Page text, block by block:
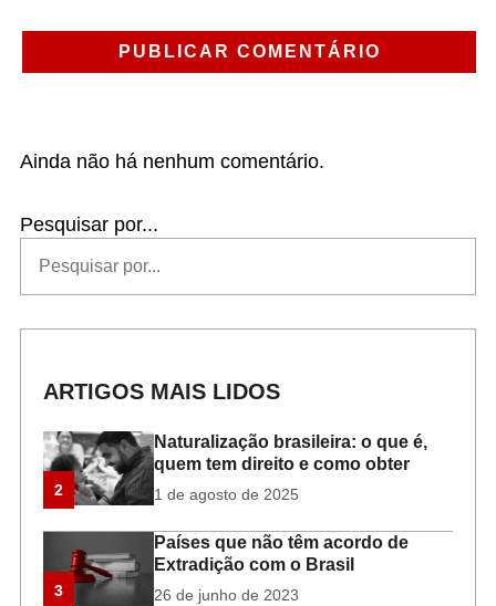
Ainda não há nenhum comentário.
Pesquisar por...
ARTIGOS MAIS LIDOS
2
Naturalização brasileira: o que é,
quem tem direito e como obter
1 de agosto de 2025
3
Países que não têm acordo de
Extradição com o Brasil
26 de junho de 2023